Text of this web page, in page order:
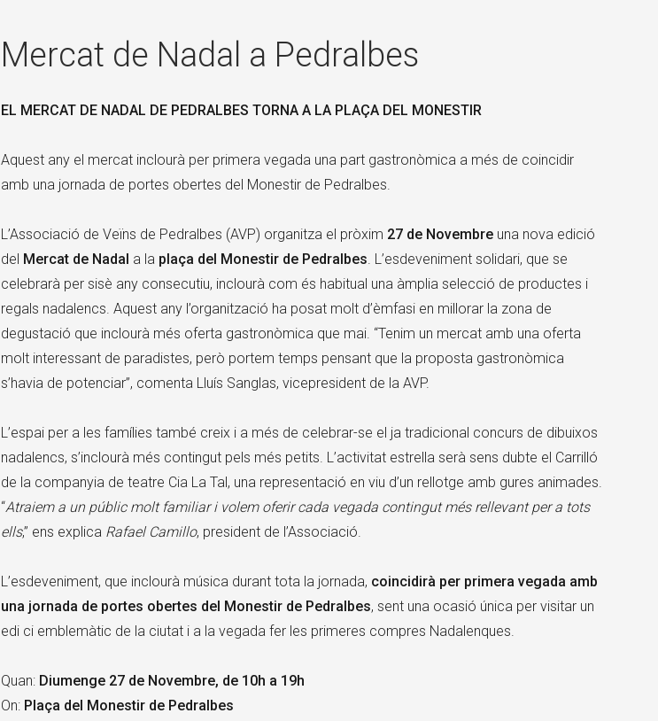
Mercat de Nadal a Pedralbes
EL MERCAT DE NADAL DE PEDRALBES TORNA A LA PLAÇA DEL MONESTIR
Aquest any el mercat inclourà per primera vegada una part gastronòmica a més de coincidir
amb una jornada de portes obertes del Monestir de Pedralbes.
L’Associació de Veïns de Pedralbes (AVP) organitza el pròxim 27 de Novembreuna nova edició
del Mercat de Nadal a la plaça del Monestir de Pedralbes. L’esdeveniment solidari, que se
celebrarà per sisè any consecutiu, inclourà com és habitual una àmplia selecció de productes i
regals nadalencs. Aquest any l’organització ha posat molt d’èmfasi en millorar la zona de
degustació que inclourà més oferta gastronòmica que mai. “Tenim un mercat amb una oferta
molt interessant de paradistes, però portem temps pensant que la proposta gastronòmica
s’havia de potenciar”, comenta Lluís Sanglas, vicepresident de la AVP.
L’espai per a les famílies també creix i a més de celebrar-se el ja tradicional concurs de dibuixos
nadalencs, s’inclourà més contingut pels més petits. L’activitat estrella serà sens dubte el Carrilló
de la companyia de teatre Cia La Tal, una representació en viu d’un rellotge amb gures animades.
“Atraiem a un públic molt familiar i volem oferir cada vegada contingut més rellevant per a tots
ells,” ens explica Rafael Camillo, president de l’Associació.
L’esdeveniment, que inclourà música durant tota la jornada, coincidirà per primera vegada amb
una jornada de portes obertes del Monestir de Pedralbes, sent una ocasió única per visitar un
edi ci emblemàtic de la ciutat i a la vegada fer les primeres compres Nadalenques.
Quan: Diumenge 27 de Novembre, de 10h a 19h
On: Plaça del Monestir de Pedralbes